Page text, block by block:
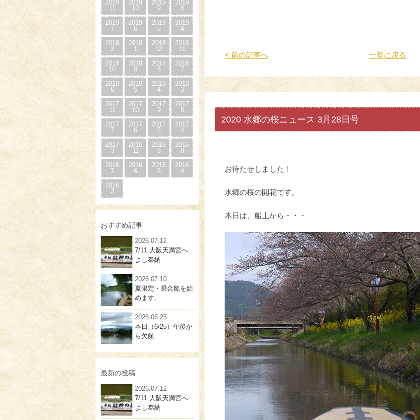
2019
11
2019
10
2019
9
2019
8
2019
7
2019
6
2019
5
2019
4
2019
3
2019
1
2018
12
2018
11
2018
10
2018
9
2018
8
2018
7
2018
6
2018
5
2018
4
2018
3
2017
11
2017
10
2017
9
2017
8
2017
7
2017
6
2017
5
2017
4
2017
3
2016
11
2016
9
2016
8
2016
7
2016
6
2016
5
2016
4
2016
3
おすすめ記事
2026.07.12
7/11 大阪天満宮へ
よし奉納
2026.07.10
夏限定・乗合船を始
めます。
2026.06.25
本日（6/25）午後か
ら欠航
最新の投稿
2026.07.12
7/11 大阪天満宮へ
よし奉納
< 前の記事へ 一覧に戻る
2020 水郷の桜ニュース 3月28日号
お待たせしました！
水郷の桜の開花です。
本日は、船上から・・・